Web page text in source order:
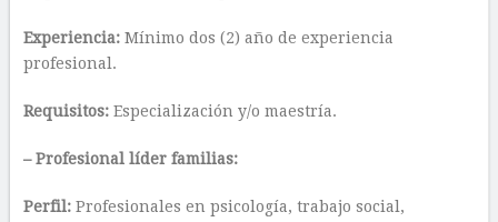
Experiencia: Mínimo dos (2) año de experiencia
profesional.
Requisitos: Especialización y/o maestría.
– Profesional líder familias:
Perfil: Profesionales en psicología, trabajo social,